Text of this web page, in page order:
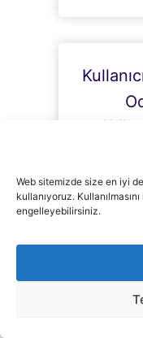
Web sitemizde size en iyi
kullanıyoruz.
engelleyebilirsiniz.
motoru